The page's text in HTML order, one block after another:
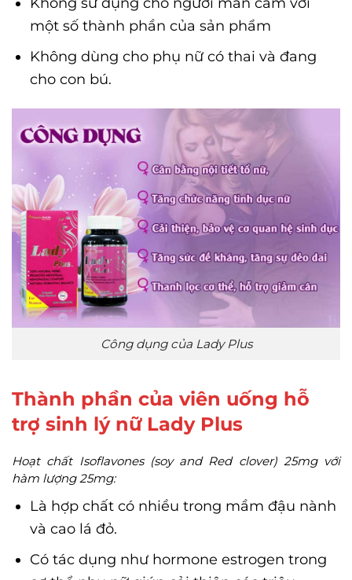
một số thành phần của sản phẩm
Không dùng cho phụ nữ có thai và đang
cho con bú.
Công dụng của Lady Plus
Thành phần của viên uống hỗ
trợ sinh lý nữ Lady Plus
Hoạt chất Isoflavones (soy and Red clover) 25mg với
hàm lượng 25mg:
Là hợp chất có nhiều trong mầm đậu nành
và cao lá đỏ.
Có tác dụng như hormone estrogen trong